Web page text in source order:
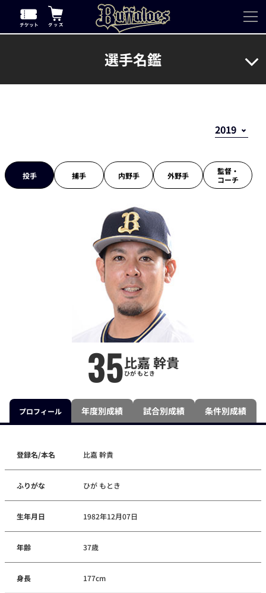
選手名鑑
投手 捕手 内野手 外野手
監督・
コーチ
35比嘉 幹貴
ひが もとき
プロフィール 年度別成績 試合別成績 条件別成績
登録名/本名 比嘉 幹貴
ふりがな ひが もとき
生年月日 1982年12月07日
年齢 37歳
身長 177cm